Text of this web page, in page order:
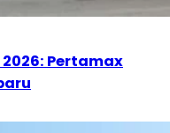
2026: Pertamax